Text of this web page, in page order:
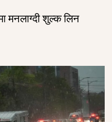
मनलाग्दी शुल्क लिन